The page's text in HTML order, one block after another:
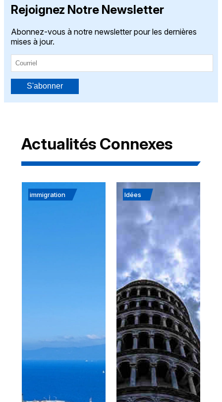
Rejoignez Notre Newsletter
Abonnez-vous à notre newsletter pour les dernières
mises à jour.
S'abonner
Actualités Connexes
immigration Idées